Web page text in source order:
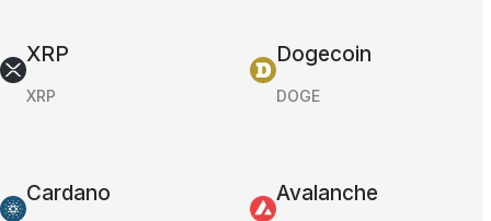
XRP
XRP
Dogecoin
DOGE
Cardano Avalanche